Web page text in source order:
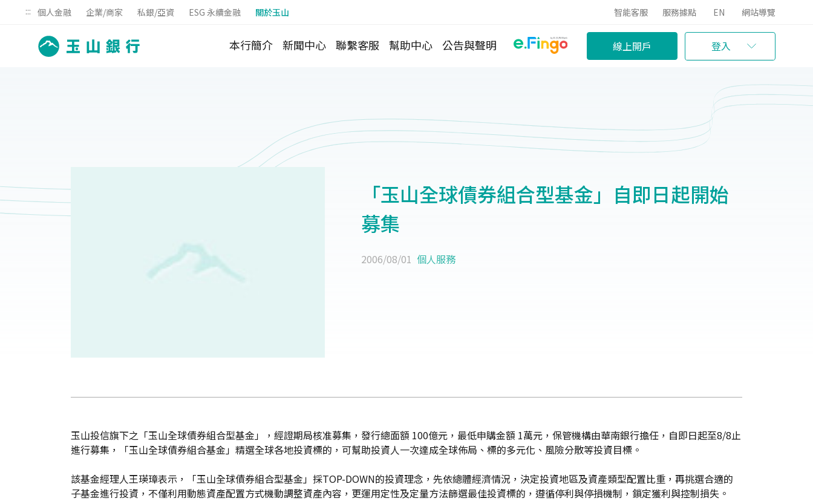
::: 個人金融 企業/商家 私銀/亞資 ESG 永續金融 關於玉山 智能客服 服務據點 EN 網站導覽
本行簡介 新聞中心 聯繫客服 幫助中心 公告與聲明 線上開戶 登入
「玉山全球債券組合型基金」自即日起開始
募集
2006/08/01 個人服務
玉山投信旗下之「玉山全球債券組合型基金」，經證期局核准募集，發行總面額 100億元，最低申購金額 1萬元，保管機構由華南銀行擔任，自即日起至8/8止
進行募集，「玉山全球債券組合基金」精選全球各地投資標的，可幫助投資人一次達成全球佈局、標的多元化、風險分散等投資目標。
該基金經理人王瑛璋表示，「玉山全球債券組合型基金」採TOP-DOWN的投資理念，先依總體經濟情況，決定投資地區及資產類型配置比重，再挑選合適的
子基金進行投資，不僅利用動態資產配置方式機動調整資產內容，更運用定性及定量方法篩選最佳投資標的，遵循停利與停損機制，鎖定獲利與控制損失。